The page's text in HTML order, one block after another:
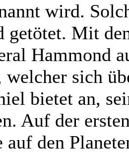
wird.
getötet. Mit
Hammond
sich
bietet an,
Auf der
auf den